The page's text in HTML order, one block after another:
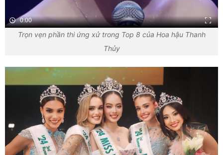
0:00
Trọn vẹn phần thi ứng xử trong Top 8 của Hoa hậu Thanh
Thủy